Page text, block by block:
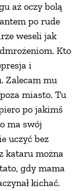
aż oczy bolą
po rude
weseli jak
Kto
i
Zalecam mu
miasto. Tu
po jakimś
ma swój
uczyć bez
kataru można
gdy mama
kichać.